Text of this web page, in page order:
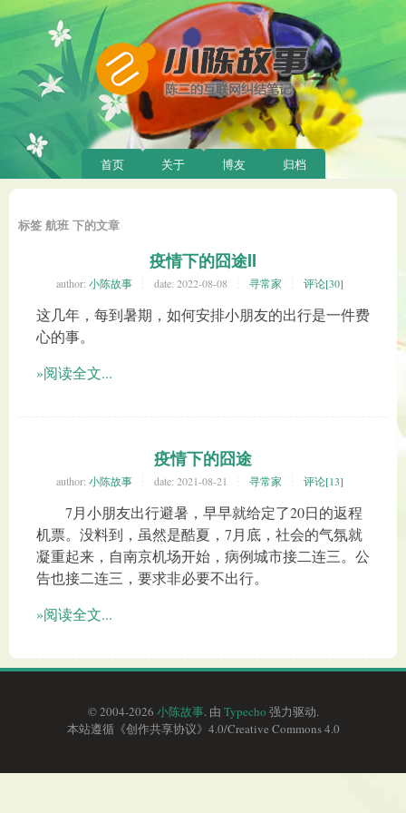
首页 关于 博友 归档
标签 航班 下的文章
疫情下的囧途II
author: 小陈故事 date: 2022-08-08 寻常家 评论[30]
这几年，每到暑期，如何安排小朋友的出行是一件费
心的事。
»阅读全文...
疫情下的囧途
author: 小陈故事 date: 2021-08-21 寻常家 评论[13]
7月小朋友出行避暑，早早就给定了20日的返程
机票。没料到，虽然是酷夏，7月底，社会的气氛就
凝重起来，自南京机场开始，病例城市接二连三。公
告也接二连三，要求非必要不出行。
»阅读全文...
© 2004-2026 小陈故事. 由 Typecho 强力驱动.
本站遵循《创作共享协议》4.0/Creative Commons 4.0